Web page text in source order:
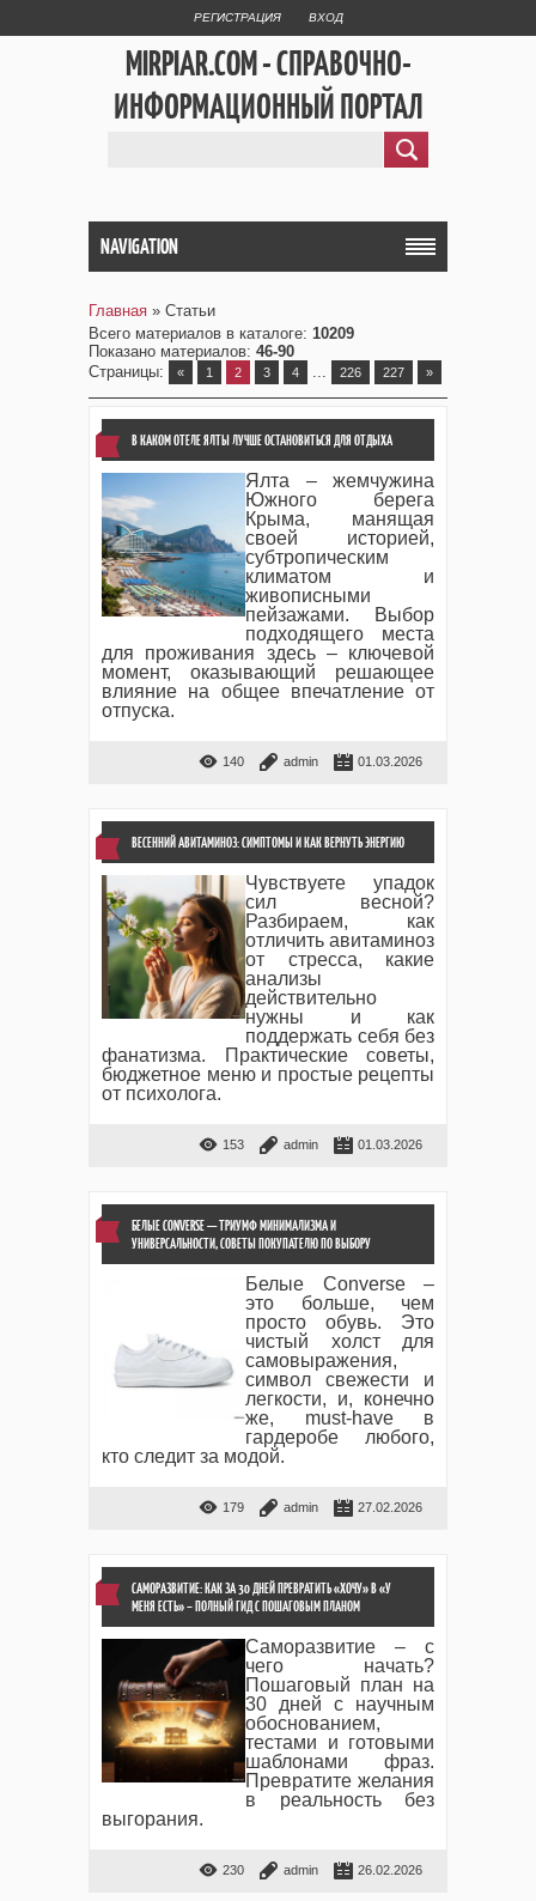
РЕГИСТРАЦИЯ ВХОД
MIRPIAR.COM - СПРАВОЧНО-
ИНФОРМАЦИОННЫЙ ПОРТАЛ
NAVIGATION
Главная » Статьи
Всего материалов в каталоге: 10209
Показано материалов: 46-90
Страницы: « 1 2 3 4 ... 226 227 »
В КАКОМ ОТЕЛЕ ЯЛТЫ ЛУЧШЕ ОСТАНОВИТЬСЯ ДЛЯ ОТДЫХА
Ялта – жемчужина
Южного берега
Крыма, манящая
своей историей,
субтропическим
климатом и
живописными
пейзажами. Выбор
подходящего места
для проживания здесь – ключевой
момент, оказывающий решающее
влияние на общее впечатление от
отпуска.
140 admin 01.03.2026
ВЕСЕННИЙ АВИТАМИНОЗ: СИМПТОМЫ И КАК ВЕРНУТЬ ЭНЕРГИЮ
Чувствуете упадок
сил весной?
Разбираем, как
отличить авитаминоз
от стресса, какие
анализы
действительно
нужны и как
поддержать себя без
фанатизма. Практические советы,
бюджетное меню и простые рецепты
от психолога.
153 admin 01.03.2026
БЕЛЫЕ CONVERSE — ТРИУМФ МИНИМАЛИЗМА И
УНИВЕРСАЛЬНОСТИ, СОВЕТЫ ПОКУПАТЕЛЮ ПО ВЫБОРУ
Белые Converse –
это больше, чем
просто обувь. Это
чистый холст для
самовыражения,
символ свежести и
легкости, и, конечно
же, must-have в
гардеробе любого,
кто следит за модой.
179 admin 27.02.2026
САМОРАЗВИТИЕ: КАК ЗА 30 ДНЕЙ ПРЕВРАТИТЬ «ХОЧУ» В «У
МЕНЯ ЕСТЬ» – ПОЛНЫЙ ГИД С ПОШАГОВЫМ ПЛАНОМ
Саморазвитие – с
чего начать?
Пошаговый план на
30 дней с научным
обоснованием,
тестами и готовыми
шаблонами фраз.
Превратите желания
в реальность без
выгорания.
230 admin 26.02.2026